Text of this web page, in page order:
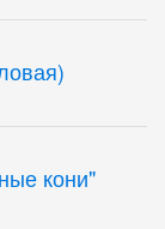
кони"